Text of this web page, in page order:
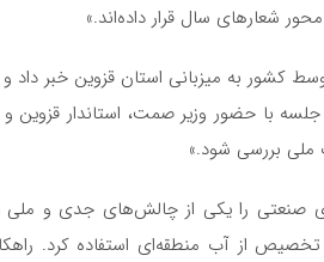
شعارهای سال قرار داده‌اند.»
کشور به میزبانی استان قزوین خبر داد
با حضور وزیر صمت، استاندار قزوین و
ملی بررسی شود.»
صنعتی را یکی از چالش‌های جدی و
از آب منطقه‌ای استفاده کرد.